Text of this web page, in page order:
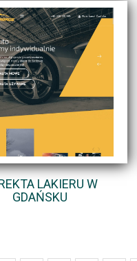
LAKIERU W
GDAŃSKU